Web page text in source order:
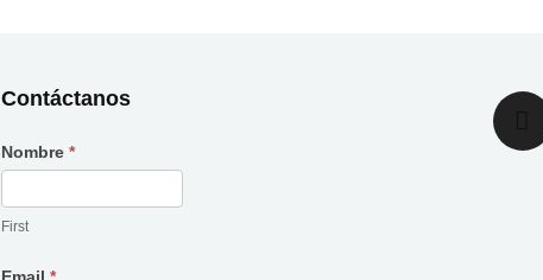
Contáctanos
Contáctanos
Nombre *
First